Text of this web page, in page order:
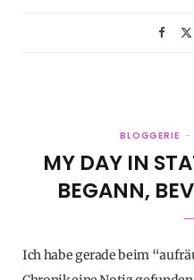
BLOGGERIE
MY DAY IN
BEGANN,
Ich habe gerade beim